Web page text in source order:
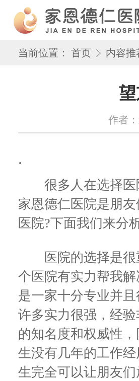
当前位置： 首页 内容推
作者
.
很多人在选择医
家恩德仁医院是朋
医院?下面我们来分
医院的选择是很
个医院有实力帮我
是一家十分专业并
许多实力很强，经
的知名度和权威性
生没有几年的工作
生完全可以让朋友们